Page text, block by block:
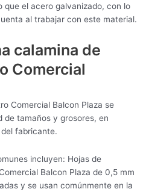
que el acero galvanizado, con lo
al trabajar con este material.
calamina de
Comercial
Comercial Balcon Plaza se
de tamaños y grosores, en
fabricante.
incluyen: Hojas de
Balcon Plaza de 0,5 mm
y se usan comúnmente en la